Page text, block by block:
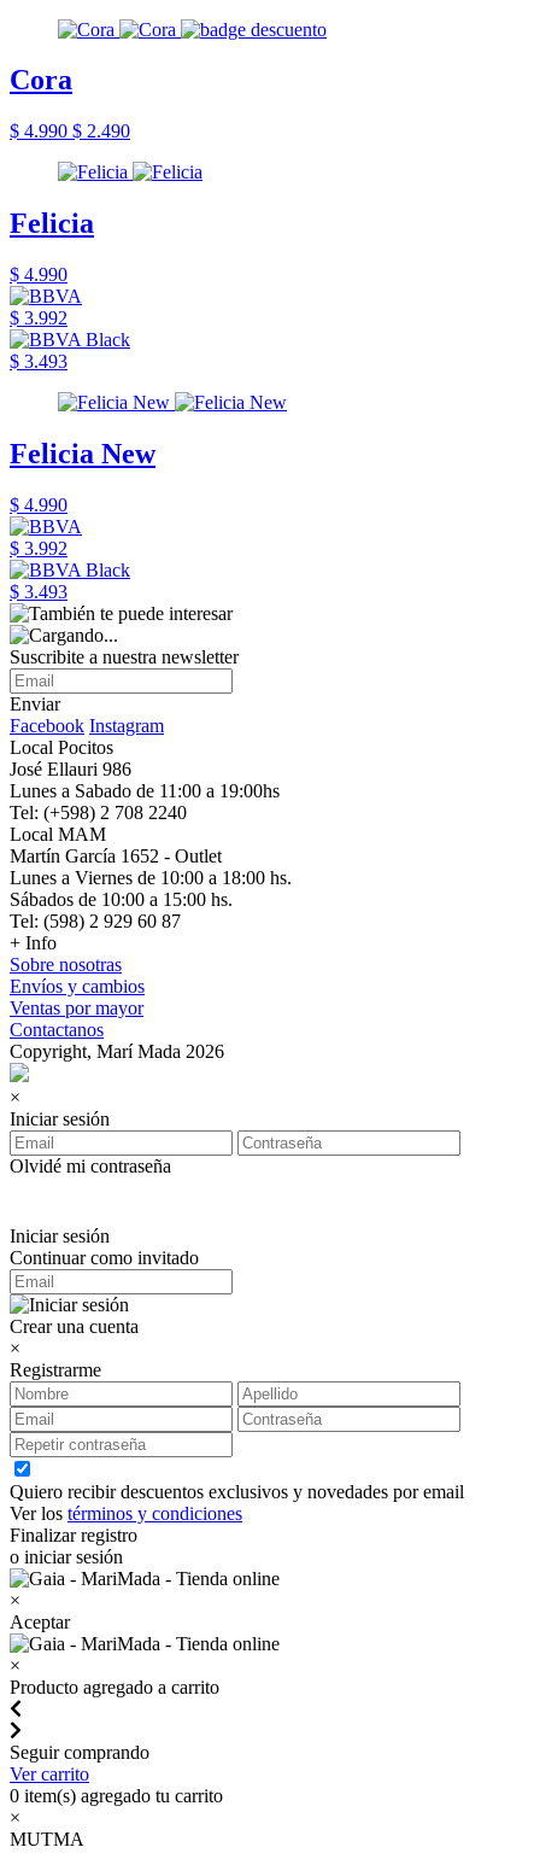
Cora
$ 4.990 $ 2.490
Felicia
$ 4.990
$ 3.992
$ 3.493
Felicia New
$ 4.990
$ 3.992
$ 3.493
Suscribite a nuestra newsletter
Enviar
Facebook Instagram
Local Pocitos
José Ellauri 986
Lunes a Sabado de 11:00 a 19:00hs
Tel: (+598) 2 708 2240
Local MAM
Martín García 1652 - Outlet
Lunes a Viernes de 10:00 a 18:00 hs.
Sábados de 10:00 a 15:00 hs.
Tel: (598) 2 929 60 87
+ Info
Sobre nosotras
Envíos y cambios
Ventas por mayor
Contactanos
Copyright, Marí Mada 2026
×
Iniciar sesión
Olvidé mi contraseña
Iniciar sesión
Continuar como invitado
Crear una cuenta
×
Registrarme
Quiero recibir descuentos exclusivos y novedades por email
Ver los términos y condiciones
Finalizar registro
o iniciar sesión
×
Aceptar
×
Producto agregado a carrito
Seguir comprando
Ver carrito
0 item(s) agregado tu carrito
×
MUTMA